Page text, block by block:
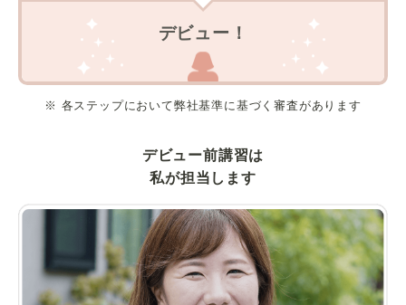
デビュー！
※ 各ステップにおいて弊社基準に基づく審査があります
デビュー前講習は
私が担当します